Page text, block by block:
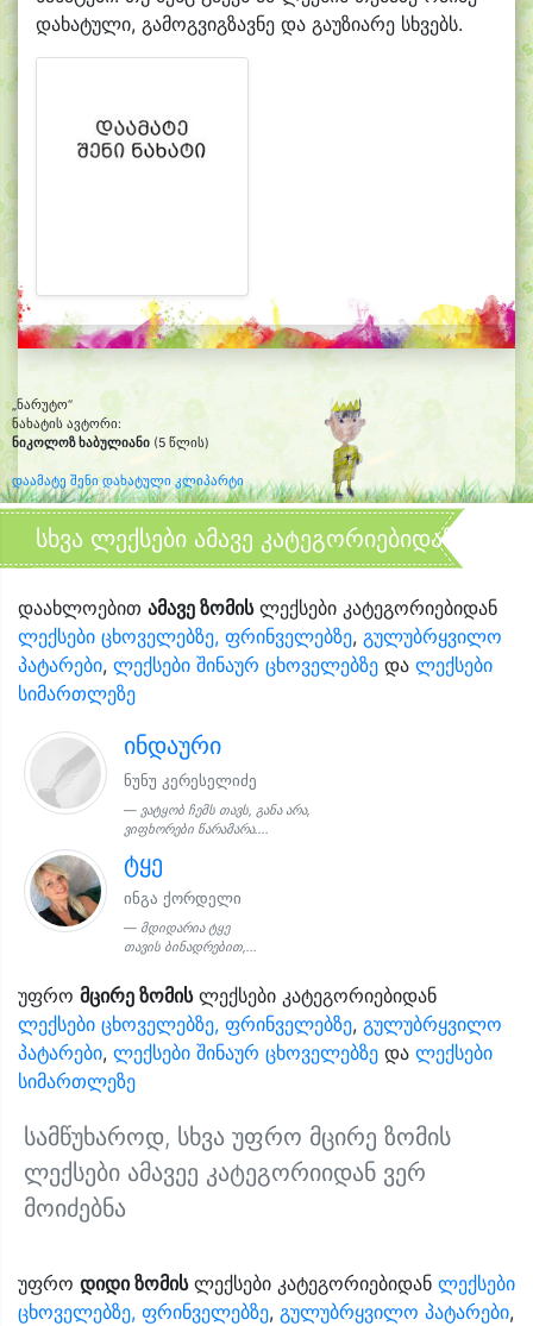
დახატული, გამოგვიგზავნე და გაუზიარე სხვებს.
„ნარუტო“
ნახატის ავტორი:
ნიკოლოზ ხაბულიანი (5 წლის)
დაამატე შენი დახატული კლიპარტი
სხვა ლექსები ამავე კატეგორიებიდან
დაახლოებით ამავე ზომისლექსები კატეგორიებიდან
ლექსები ცხოველებზე, ფრინველებზე, გულუბრყვილო
პატარები, ლექსები შინაურ ცხოველებზე და ლექსები
სიმართლეზე
ინდაური
ნუნუ კერესელიძე
ვატყობ ჩემს თავს, განა არა,
ვიფხორები წარამარა....
ტყე
ინგა ქორდელი
მდიდარია ტყე
თავის ბინადრებით,...
უფრო მცირე ზომისლექსები კატეგორიებიდან
ლექსები ცხოველებზე, ფრინველებზე, გულუბრყვილო
პატარები, ლექსები შინაურ ცხოველებზე და ლექსები
სიმართლეზე
სამწუხაროდ, სხვა უფრო მცირე ზომის
ლექსები ამავეე კატეგორიიდან ვერ
მოიძებნა
უფრო დიდი ზომისლექსები კატეგორიებიდან ლექსები
ცხოველებზე, ფრინველებზე, გულუბრყვილო პატარები,